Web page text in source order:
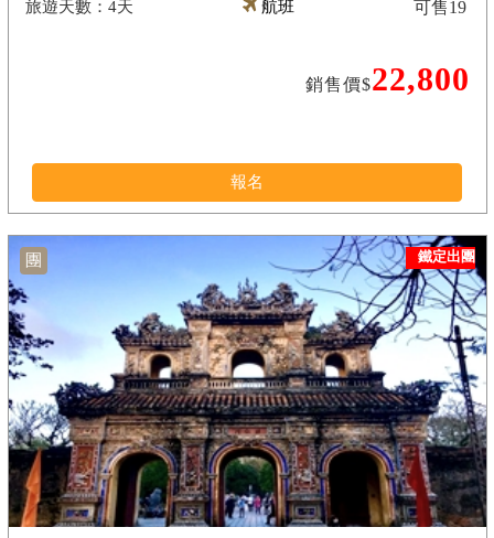
4天 航班
銷售價$22,800
可售19
報名
團 鐵定出團